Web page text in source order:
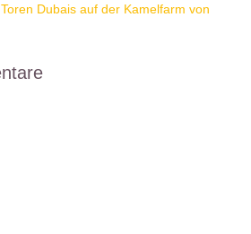
Dubais auf der Kamelfarm von